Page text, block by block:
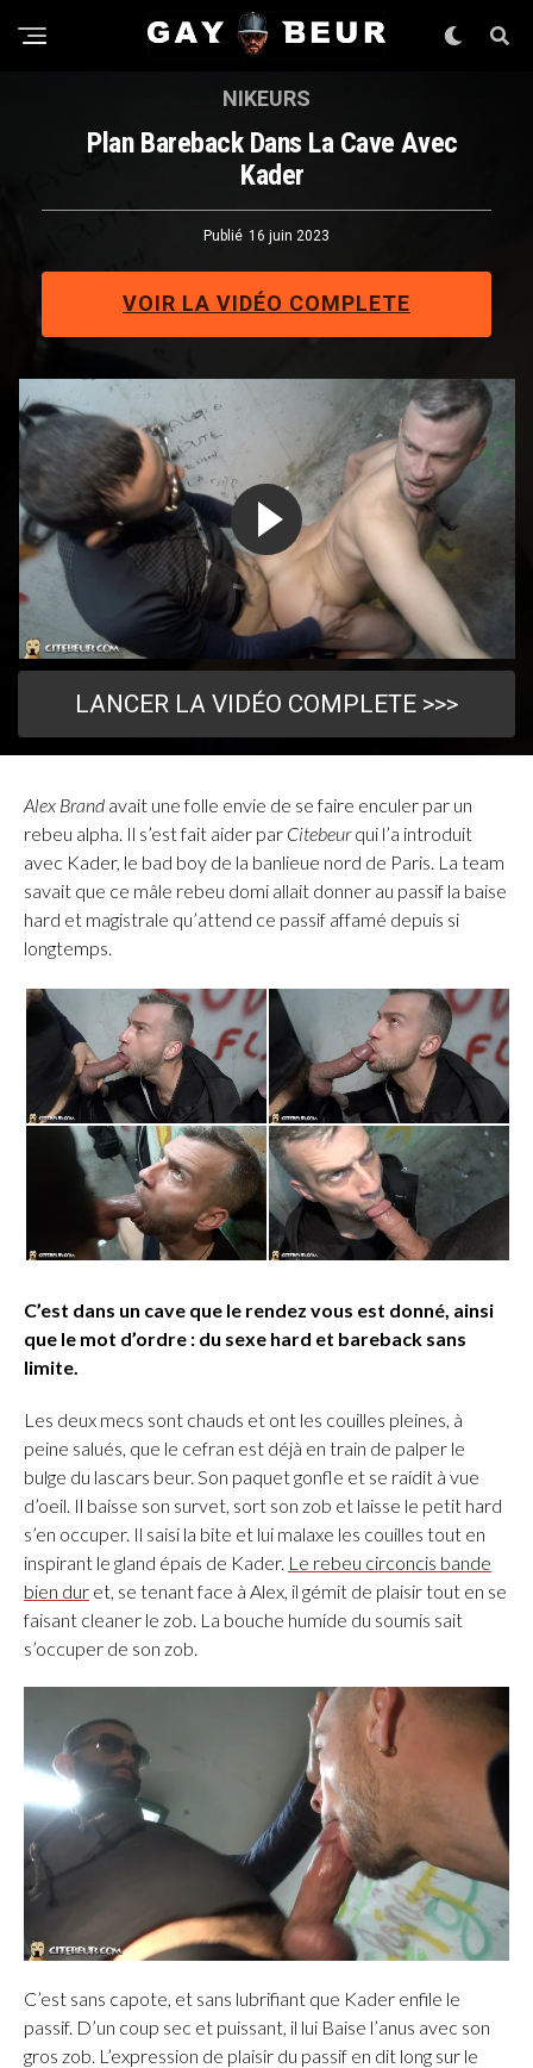
LANCER LA VIDÉO COMPLETE >>>
NIKEURS
Plan Bareback Dans La Cave Avec
Kader
Publié 16 juin 2023
VOIR LA VIDÉO COMPLETE
Alex Brand avait une folle envie de se faire enculer par un
rebeu alpha. Il s’est fait aider par Citebeurqui l’a introduit
avec Kader, le bad boy de la banlieue nord de Paris. La team
savait que ce mâle rebeu domi allait donner au passif la baise
hard et magistrale qu’attend ce passif affamé depuis si
longtemps.
C’est dans un cave que le rendez vous est donné, ainsi
que le mot d’ordre : du sexe hard et bareback sans
limite.
Les deux mecs sont chauds et ont les couilles pleines, à
peine salués, que le cefran est déjà en train de palper le
bulge du lascars beur. Son paquet gonfle et se raidit à vue
d’oeil. Il baisse son survet, sort son zob et laisse le petit hard
s’en occuper. Il saisi la bite et lui malaxe les couilles tout en
inspirant le gland épais de Kader. Le rebeu circoncis bande
bien dur et, se tenant face à Alex, il gémit de plaisir tout en se
faisant cleaner le zob. La bouche humide du soumis sait
s’occuper de son zob.
C’est sans capote, et sans lubrifiant que Kader enfile le
passif. D’un coup sec et puissant, il lui Baise l’anus avec son
gros zob. L’expression de plaisir du passif en dit long sur le